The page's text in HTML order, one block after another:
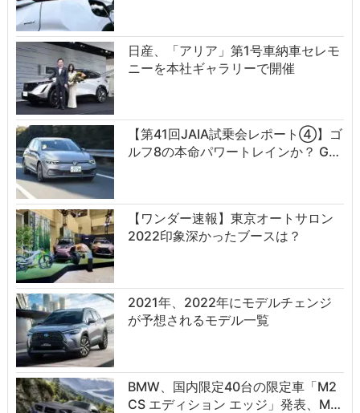
日産、「アリア」第1号車納車セレモ
ニーを本社ギャラリーで開催
【第41回JAIA試乗会レポート④】ゴ
ルフ8の本命パワートレインか？ G…
【ワンダー速報】東京オートサロン
2022印象深かったブースは？
2021年、2022年にモデルチェンジ
が予想されるモデル一覧
BMW、国内限定40台の限定車「M2
CS エディション エッジ」発表、M…